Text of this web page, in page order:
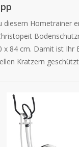
diesem Hometrainer
x 84 cm. Damit ist Ihr
Kratzern